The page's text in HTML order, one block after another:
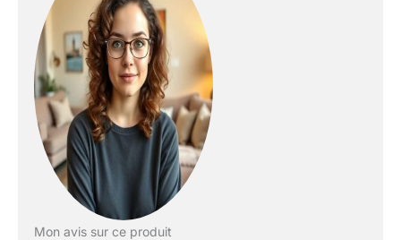
Mon avis sur ce produit